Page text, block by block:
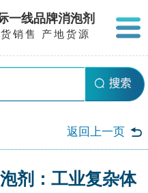
一线品牌消泡剂
销售 产地货源
返回上一页
剂：工业复杂体